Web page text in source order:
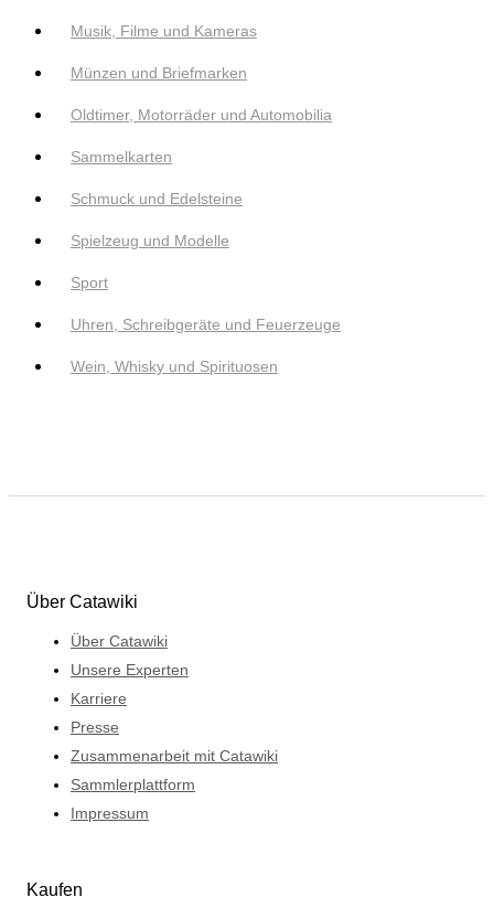
Musik, Filme und Kameras
Münzen und Briefmarken
Oldtimer, Motorräder und Automobilia
Sammelkarten
Schmuck und Edelsteine
Spielzeug und Modelle
Sport
Uhren, Schreibgeräte und Feuerzeuge
Wein, Whisky und Spirituosen
Über Catawiki
Über Catawiki
Unsere Experten
Karriere
Presse
Zusammenarbeit mit Catawiki
Sammlerplattform
Impressum
Kaufen